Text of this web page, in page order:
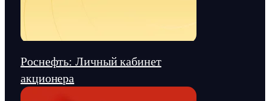
Роснефть: Личный кабинет
акционера